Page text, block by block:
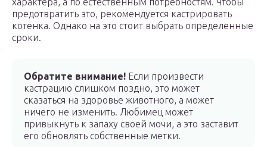
предотвратить это, рекомендуется кастрировать
котенка. Однако на это стоит выбрать определенные
сроки.
Обратите внимание! Если произвести
кастрацию слишком поздно, это может
сказаться на здоровье животного, а может
ничего не изменить. Любимец может
привыкнуть к запаху своей мочи, а это заставит
его обновлять собственные метки.